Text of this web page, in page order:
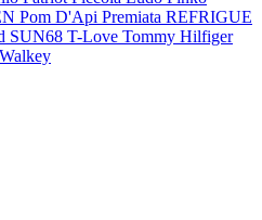
Pom D'Api Premiata REFRIGUE
SUN68 T-Love Tommy Hilfiger
Walkey